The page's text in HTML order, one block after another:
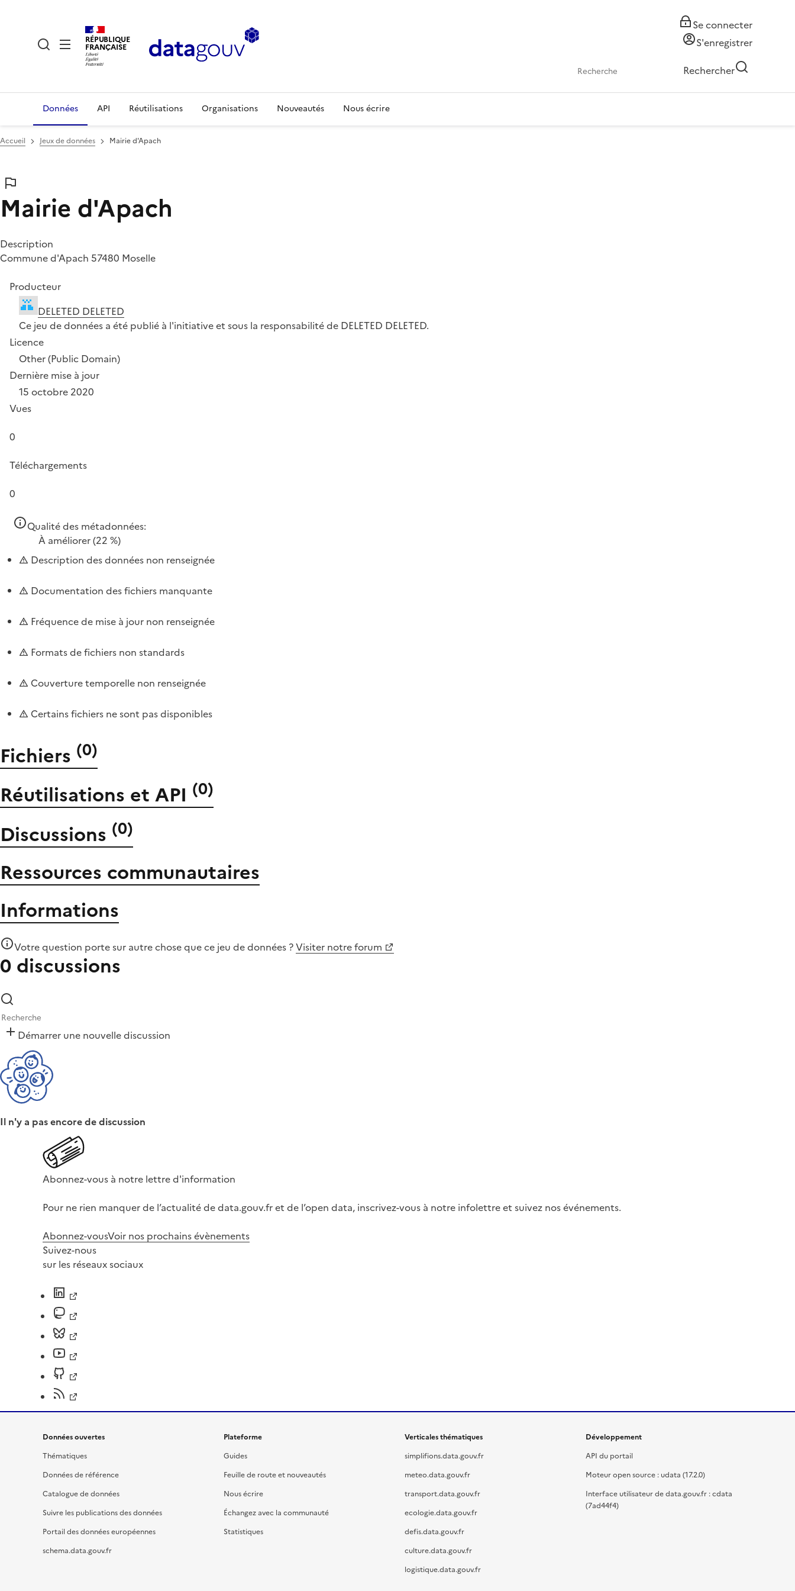
RÉPUBLIQUE
FRANÇAISE
Se connecter
S'enregistrer
Rechercher
Données API Réutilisations Organisations Nouveautés Nous écrire
Accueil Jeux de données Mairie d'Apach
Mairie d'Apach
Description
Commune d'Apach 57480 Moselle
Producteur
DELETED DELETED
Ce jeu de données a été publié à l'initiative et sous la responsabilité de DELETED DELETED.
Licence
Other (Public Domain)
Dernière mise à jour
15 octobre 2020
Vues
0
Téléchargements
0
Qualité des métadonnées:
À améliorer(22 %)
Description des données non renseignée
Documentation des fichiers manquante
Fréquence de mise à jour non renseignée
Formats de fichiers non standards
Couverture temporelle non renseignée
Certains fichiers ne sont pas disponibles
Fichiers (0)
Réutilisations et API (0)
Discussions (0)
Ressources communautaires
Informations
Votre question porte sur autre chose quece jeu de données ?Visiter notre forum
0 discussions
Démarrer une nouvelle discussion
Il n'y a pas encore de discussion
Abonnez-vous à notre lettre d'information
Pour ne rien manquer de l’actualité de data.gouv.fr et de l’open data, inscrivez-vous à notre infolettre et suivez nos événements.
Abonnez-vousVoir nos prochains évènements
Suivez-nous
sur les réseaux sociaux
Données ouvertes
Thématiques
Données de référence
Catalogue de données
Suivre les publications des données
Portail des données européennes
schema.data.gouv.fr
Plateforme
Guides
Feuille de route et nouveautés
Nous écrire
Échangez avec la communauté
Statistiques
Verticales thématiques
simplifions.data.gouv.fr
meteo.data.gouv.fr
transport.data.gouv.fr
ecologie.data.gouv.fr
defis.data.gouv.fr
culture.data.gouv.fr
logistique.data.gouv.fr
Développement
API du portail
Moteur open source : udata (17.2.0)
Interface utilisateur de data.gouv.fr : cdata
(7ad44f4)